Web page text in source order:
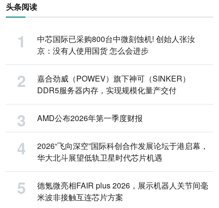
头条阅读
中芯国际已采购800台中微刻蚀机! 创始人张汝
京：没有人使用国货 怎么会进步
嘉合劲威（POWEV）旗下神可（SINKER）
DDR5服务器内存，实现规模化量产交付
AMD公布2026年第一季度财报
2026“飞向深空”国际科创合作发展论坛于港启幕，
华大北斗展望低轨卫星时代芯片机遇
德氪微亮相FAIR plus 2026，展示机器人关节间毫
米波非接触互连芯片方案